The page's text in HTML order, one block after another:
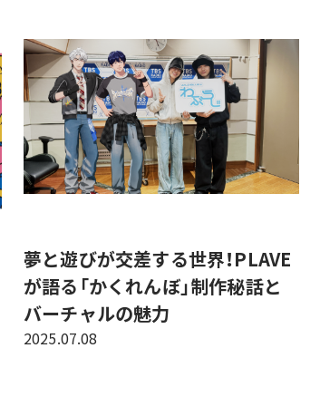
夢と遊びが交差する世界！PLAVE
が語る「かくれんぼ」制作秘話と
バーチャルの魅力
2025.07.08